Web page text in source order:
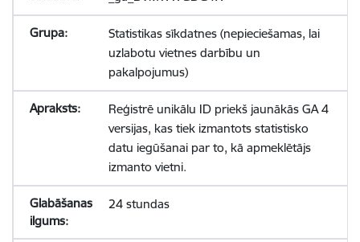
Statistikas sīkdatnes (nepieciešamas, lai
uzlabotu vietnes darbību un
pakalpojumus)
Reģistrē unikālu ID priekš jaunākās GA 4
versijas, kas tiek izmantots statistisko
datu iegūšanai par to, kā apmeklētājs
izmanto vietni.
24 stundas